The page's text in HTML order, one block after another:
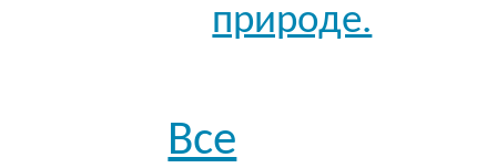
природе.
Все